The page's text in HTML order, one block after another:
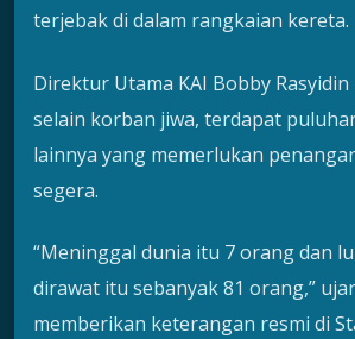
terjebak di dalam rangkaian kereta.
Direktur Utama KAI Bobby
selain korban jiwa, terdapat
lainnya yang memerlukan
segera.
“Meninggal dunia itu 7 orang dan
dirawat itu sebanyak 81 orang,”
memberikan keterangan resmi di